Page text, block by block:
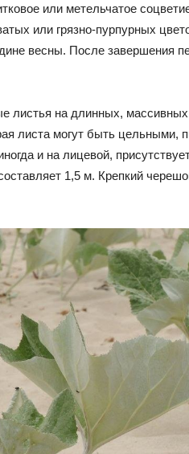
или метельчатое
или грязно-пурпурных
весны. После завершения
листья на длинных,
листа могут быть цельными,
и на лицевой,
1,5 м. Крепкий